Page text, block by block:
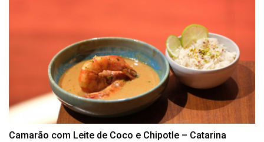
Camarão com Leite de Coco e Chipotle – Catarina